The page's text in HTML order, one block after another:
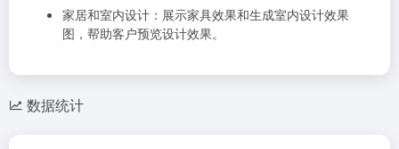
家居和室内设计：展示家具效果和生成室内设计效果
图，帮助客户预览设计效果。
数据统计